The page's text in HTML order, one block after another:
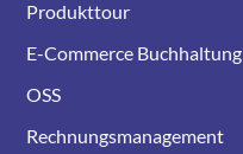
Produkttour
E-Commerce Buchhaltung
OSS
Rechnungsmanagement